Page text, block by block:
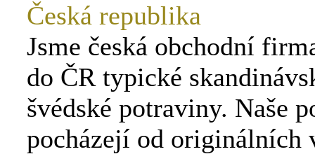
Česká republika
Jsme česká obchodní
do ČR typické
švédské potraviny. Naše
pocházejí od originálních